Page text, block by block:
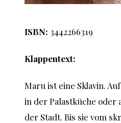
ISBN: 3442266319
Klappentext:
Maru ist eine Sklavin.
in der Palastküche oder
der Stadt. Bis sie vom